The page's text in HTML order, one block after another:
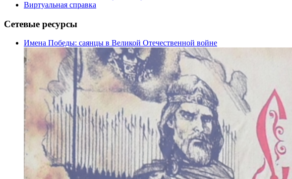
Виртуальная справка
Сетевые ресурсы
Имена Победы: саянцы в Великой Отечественной войне